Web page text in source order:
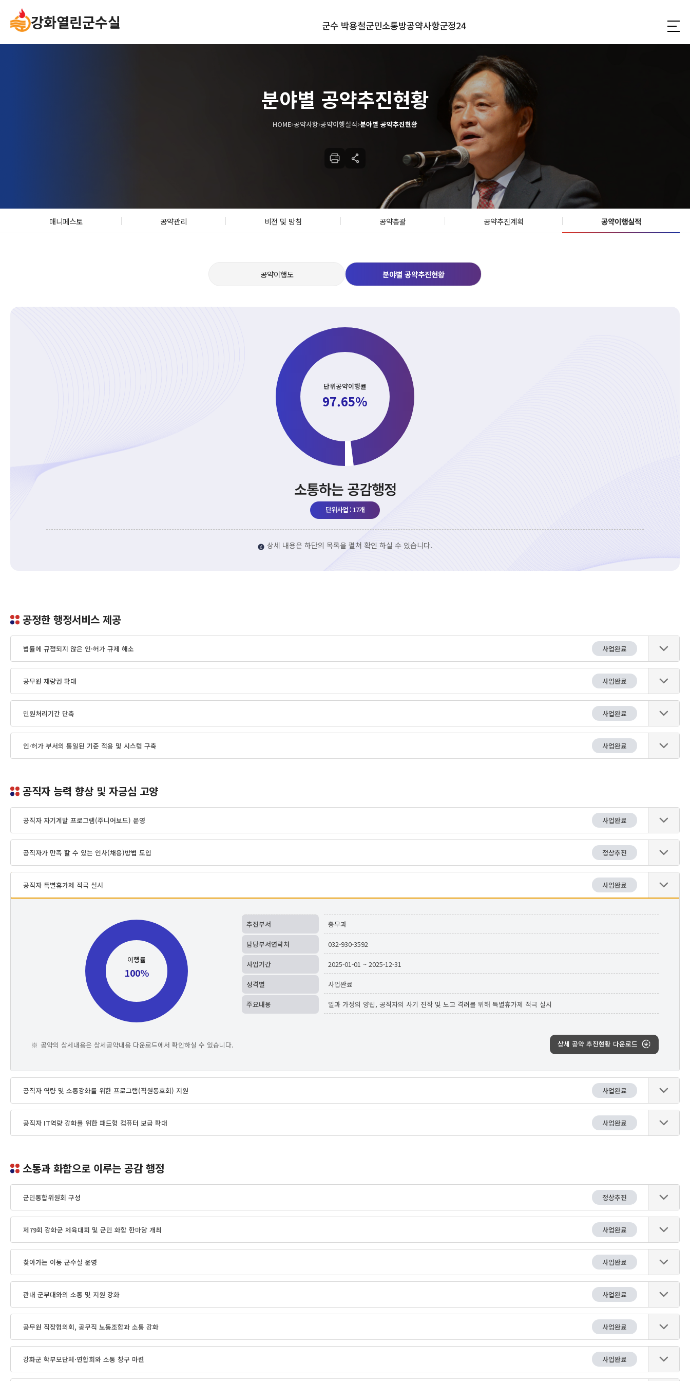
강화열린군수실 군수 박용철군민소통방공약사항
공약관리
비전 및 방침
공약총괄
군정24
군정뉴스
현장영상
대외수상
분야별 공약추진현황
HOME 공약사항 공약이행실적 분야별 공약추진현황
매니페스토 공약관리 비전 및 방침 공약총괄 공약추진계획 공약이행실적
공약이행도 분야별 공약추진현황
단위공약이행률
97.65%
소통하는 공감행정
단위사업 : 17개
상세 내용은 하단의 목록을 펼쳐 확인 하실 수 있습니다.
공정한 행정서비스 제공
법률에 규정되지 않은 인·허가 규제 해소 사업완료
공무원 재량권 확대 사업완료
민원처리기간 단축 사업완료
인·허가 부서의 통일된 기준 적용 및 시스템 구축 사업완료
공직자 능력 향상 및 자긍심 고양
공직자 자기계발 프로그램(주니어보드) 운영 사업완료
공직자가 만족 할 수 있는 인사(채용)방법 도입 정상추진
공직자 특별휴가제 적극 실시 사업완료
이행률
100%
추진부서 총무과
담당부서연락처 032-930-3592
사업기간 2025-01-01 ~ 2025-12-31
성격별 사업완료
주요내용 일과 가정의 양립, 공직자의 사기 진작 및 노고 격려를 위해 특별휴가제 적극 실시
공약의 상세내용은 상세공약내용 다운로드에서 확인하실 수 있습니다. 상세 공약 추진현황 다운로드
공직자 역량 및 소통강화를 위한 프로그램(직원동호회) 지원 사업완료
공직자 IT역량 강화를 위한 패드형 컴퓨터 보급 확대 사업완료
소통과 화합으로 이루는 공감 행정
군민통합위원회 구성 정상추진
제79회 강화군 체육대회 및 군민 화합 한마당 개최 사업완료
찾아가는 이동 군수실 운영 사업완료
관내 군부대와의 소통 및 지원 강화 사업완료
공무원 직장협의회, 공무직 노동조합과 소통 강화 사업완료
강화군 학부모단체·연합회와 소통 창구 마련 사업완료